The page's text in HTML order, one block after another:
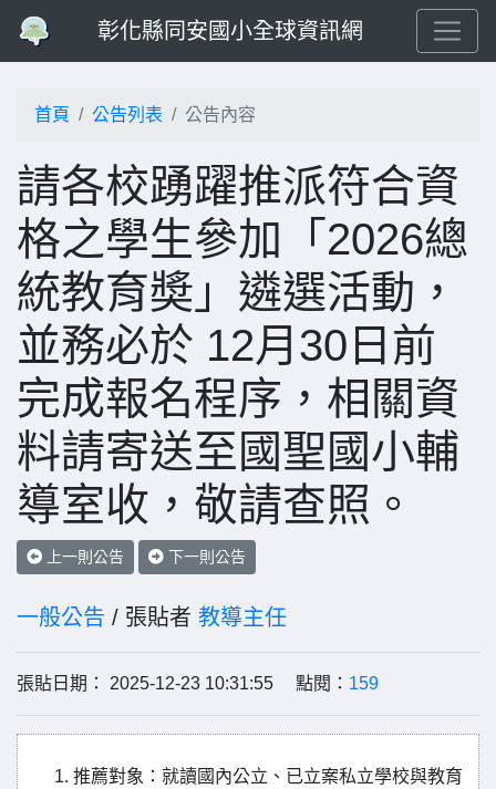
彰化縣同安國小全球資訊網
首頁 公告列表 公告內容
請各校踴躍推派符合資
格之學生參加「2026總
統教育奬」遴選活動，
並務必於 12月30日前
完成報名程序，相關資
料請寄送至國聖國小輔
導室收，敬請查照。
上一則公告 下一則公告
一般公告 / 張貼者 教導主任
張貼日期： 2025-12-23 10:31:55 點閱： 159
推薦對象：就讀國內公立、已立案私立學校與教育